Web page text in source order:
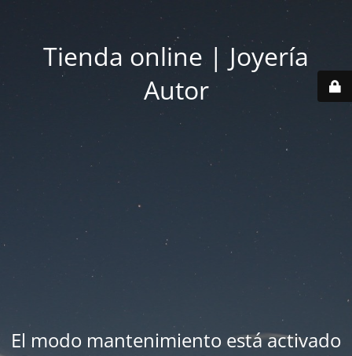
Tienda online | Joyería
Autor
El modo mantenimiento está activado